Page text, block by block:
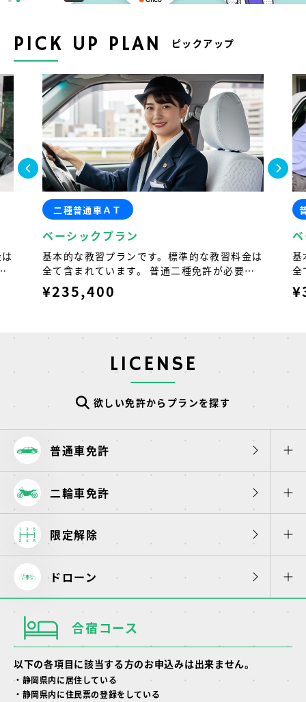
PICK UP PLAN ピックアップ
習料金は
が必要な
車などが
て運賃を
普通車MT（AT限定解除）
ベーシックプラン
基本的な教習プランです。標準的な教習料金は
全て含まれています。 最初に普通車ＡＴ車で
運億転免許を取得した後に、ＡＴ限定解除を行
うプランです。大部分の技能教習をＡＴ車で行
¥371,400
LICENSE
欲しい免許からプランを探す
普通車免許
二輪車免許
限定解除
ドローン
合宿コース
以下の各項目に該当する方のお申込みは出来ません。
・静岡県内に居住している
・静岡県内に住民票の登録をしている